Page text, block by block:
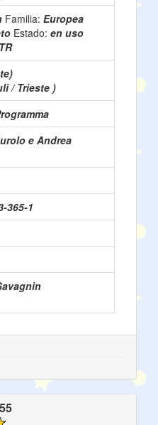
Familia: Europea
Estado: en uso
/ Trieste )
e Andrea
365-1